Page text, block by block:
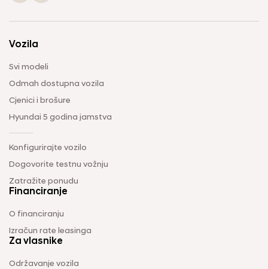
Vozila
Svi modeli
Odmah dostupna vozila
Cjenici i brošure
Hyundai 5 godina jamstva
Konfigurirajte vozilo
Dogovorite testnu vožnju
Zatražite ponudu
Financiranje
O financiranju
Izračun rate leasinga
Za vlasnike
Održavanje vozila